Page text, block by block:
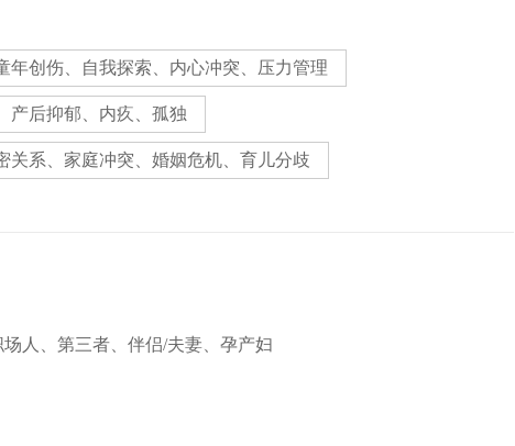
年创伤、自我探索、内心冲突、压力管理
产后抑郁、内疚、孤独
关系、家庭冲突、婚姻危机、育儿分歧
人、第三者、伴侣/夫妻、孕产妇